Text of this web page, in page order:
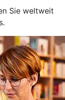
Sie weltweit